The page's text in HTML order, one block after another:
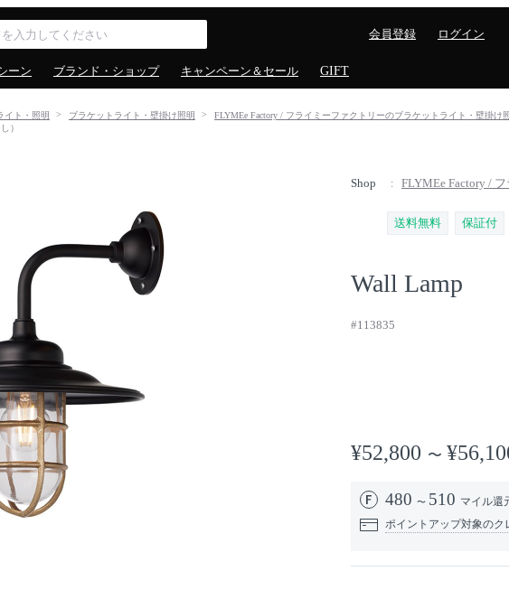
会員登録 ログイン
ーン ブランド・ショップ キャンペーン＆セール GIFT
イト・照明 ブラケットライト・壁掛け照明
FLYMEe Factory / フライミーファクトリーのブラケットライト・壁掛け
）
Shop FLYMEe Factory /
送料無料 保証付
Wall Lamp
#113835
¥52,800
480 510 マイル還
ポイントアップ対象のク